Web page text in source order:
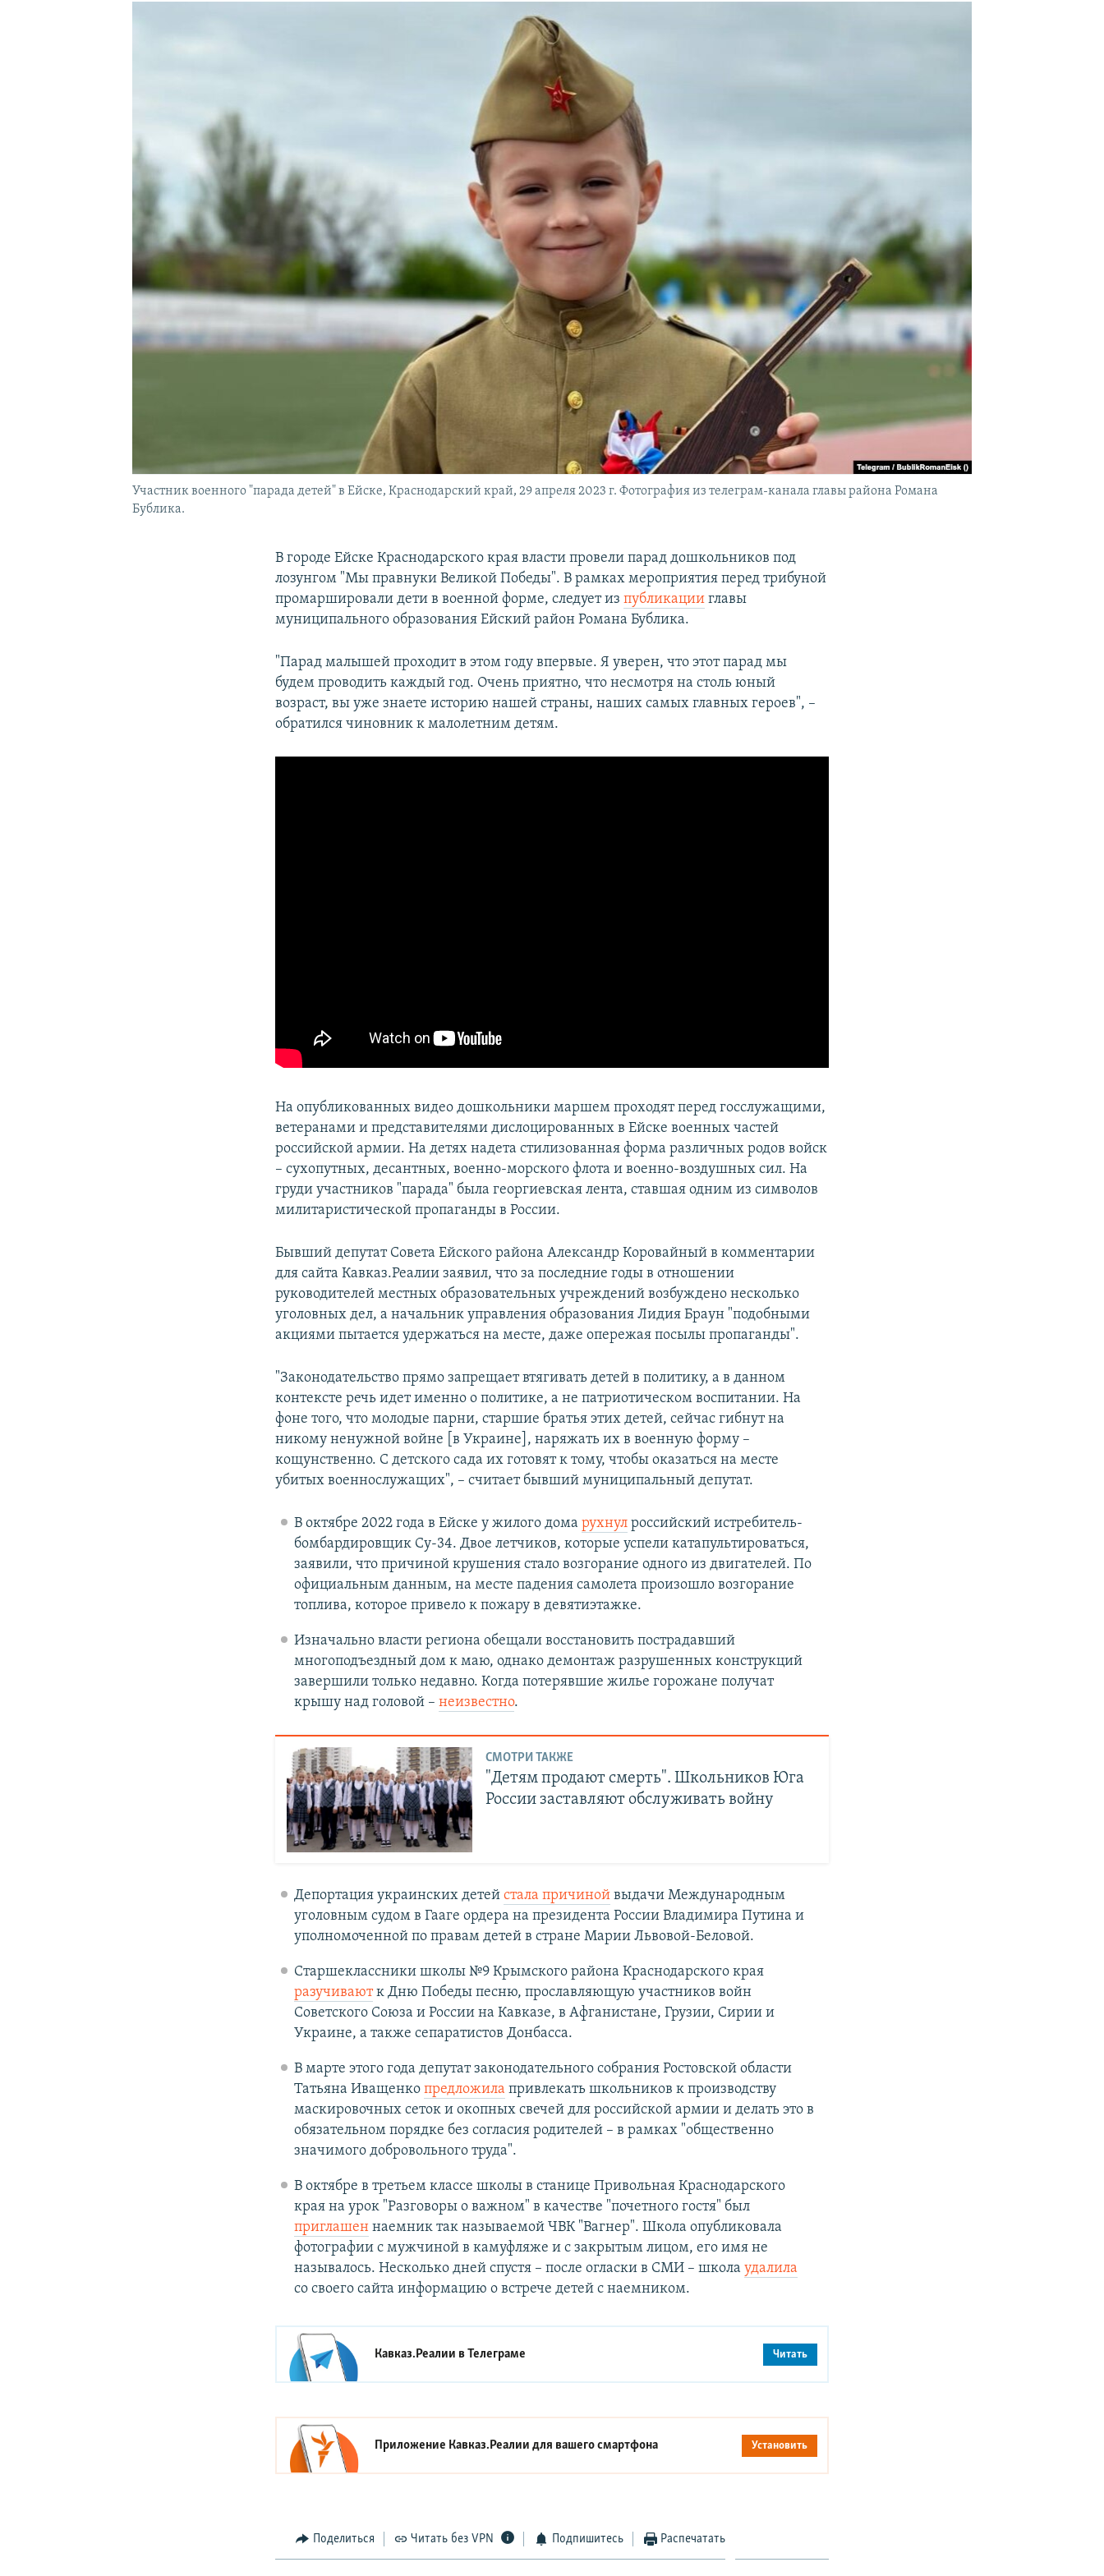
Участник военного "парада детей" в Ейске, Краснодарский край, 29 апреля 2023 г. Фотография из телеграм-канала главы района Романа
Бублика.
В городе Ейске Краснодарского края власти провели парад дошкольников под
лозунгом "Мы правнуки Великой Победы". В рамках мероприятия перед трибуной
промаршировали дети в военной форме, следует изпубликации главы
муниципального образования Ейский район Романа Бублика.
"Парад малышей проходит в этом году впервые. Я уверен, что этот парад мы
будем проводить каждый год. Очень приятно, что несмотря на столь юный
возраст, вы уже знаете историю нашей страны, наших самых главных героев", –
обратился чиновник к малолетним детям.
На опубликованных видео дошкольники маршем проходят перед госслужащими,
ветеранами и представителями дислоцированных в Ейске военных частей
российской армии. На детях надета стилизованная форма различных родов войск
– сухопутных, десантных, военно-морского флота и военно-воздушных сил. На
груди участников "парада" была георгиевская лента, ставшая одним из символов
милитаристической пропаганды в России.
Бывший депутат Совета Ейского района Александр Коровайный в комментарии
для сайта Кавказ.Реалии заявил, что за последние годы в отношении
руководителей местных образовательных учреждений возбуждено несколько
уголовных дел, а начальник управления образования Лидия Браун "подобными
акциями пытается удержаться на месте, даже опережая посылы пропаганды".
"Законодательство прямо запрещает втягивать детей в политику, а в данном
контексте речь идет именно о политике, а не патриотическом воспитании. На
фоне того, что молодые парни, старшие братья этих детей, сейчас гибнут на
никому ненужной войне [в Украине], наряжать их в военную форму –
кощунственно. С детского сада их готовят к тому, чтобы оказаться на месте
убитых военнослужащих", – считает бывший муниципальный депутат.
В октябре 2022 года в Ейске у жилого дома рухнулроссийский истребитель-
бомбардировщик Су-34. Двое летчиков, которые успели катапультироваться,
заявили, что причиной крушения стало возгорание одного из двигателей. По
официальным данным, на месте падения самолета произошло возгорание
топлива, которое привело к пожару в девятиэтажке.
Изначально власти региона обещали восстановить пострадавший
многоподъездный дом к маю, однако демонтаж разрушенных конструкций
завершили только недавно. Когда потерявшие жилье горожане получат
крышу над головой – неизвестно.
СМОТРИ ТАКЖЕ
"Детям продают смерть". Школьников Юга
России заставляют обслуживать войну
Депортация украинских детей стала причинойвыдачи Международным
уголовным судом в Гааге ордера на президента России Владимира Путина и
уполномоченной по правам детей в стране Марии Львовой-Беловой.
Старшеклассники школы №9 Крымского района Краснодарского края
разучиваютк Дню Победы песню, прославляющую участников войн
Советского Союза и России на Кавказе, в Афганистане, Грузии, Сирии и
Украине, а также сепаратистов Донбасса.
В марте этого года депутат законодательного собрания Ростовской области
Татьяна Иващенко предложила привлекать школьников к производству
маскировочных сеток и окопных свечей для российской армии и делать это в
обязательном порядке без согласия родителей – в рамках "общественно
значимого добровольного труда".
В октябре в третьем классе школы в станице Привольная Краснодарского
края на урок "Разговоры о важном" в качестве "почетного гостя" был
приглашеннаемник так называемой ЧВК "Вагнер". Школа опубликовала
фотографии с мужчиной в камуфляже и с закрытым лицом, его имя не
называлось. Несколько дней спустя – после огласки в СМИ – школа удалила
со своего сайта информацию о встрече детей с наемником.
Кавказ.Реалии вТелеграме Читать
Приложение Кавказ.Реалии для вашего смартфона Установить
Поделиться Читать без VPN Подпишитесь Распечатать